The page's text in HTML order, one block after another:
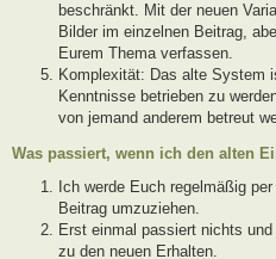
beschränkt. Mit der neuen
Bilder im einzelnen Beitrag,
Eurem Thema verfassen.
Komplexität: Das alte System
Kenntnisse betrieben zu
von jemand anderem betreut
Was passiert, wenn ich den alten
Ich werde Euch regelmäßig
Beitrag umzuziehen.
Erst einmal passiert nichts
zu den neuen Erhalten.